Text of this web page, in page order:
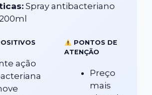
Spray antibacteriano
ação
PONTOS DE
ATENÇÃO
Preço
mais